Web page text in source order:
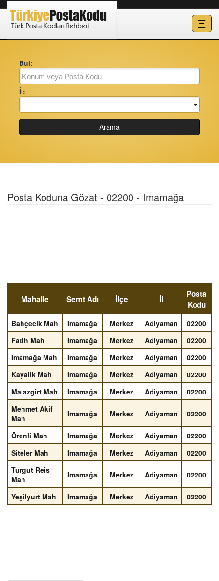
Ξ
Bul:
İl:
Arama
Posta Koduna Gözat - 02200 - Imamağa
Mahalle Semt Adı İlçe İl
Posta
Kodu
Bahçecik Mah Imamağa Merkez Adiyaman
02200
Fatih Mah
Imamağa Merkez Adiyaman
02200
Imamağa Mah
Imamağa Merkez Adiyaman
02200
Kayalik Mah
Imamağa Merkez Adiyaman
02200
Malazgirt Mah
Imamağa Merkez Adiyaman
02200
Mehmet Akif
Mah
Imamağa Merkez Adiyaman 02200
Örenli Mah Imamağa Merkez Adiyaman
02200
Siteler Mah
Imamağa Merkez Adiyaman
02200
Turgut Reis
Mah
Imamağa Merkez Adiyaman 02200
Yeşilyurt Mah Imamağa Merkez Adiyaman 02200